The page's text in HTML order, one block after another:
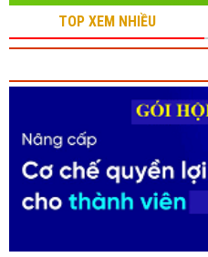
TOP XEM NHIỀU